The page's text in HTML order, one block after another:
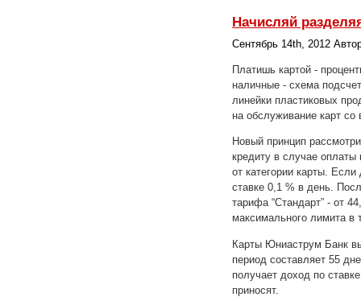
Начисляй
Сентябрь 14th, 2012
Платишь картой -
наличные - схема
линейки пластиковых
на обслуживание карт со
Новый принцип
кредиту в случае оплаты
от категории карты.
ставке 0,1 % в день.
тарифа “Стандарт” - от
максимального лимита в
Карты Юниаструм Банк
период составляет 55
получает доход по
приносят.